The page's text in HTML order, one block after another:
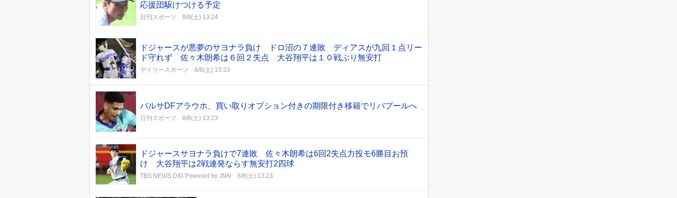
応援団駆けつける予定
日刊スポーツ 8/8(土) 13:24
ドジャースが悪夢のサヨナラ負け ドロ沼の７連敗 ディアスが九回１点リー
ド守れず 佐々木朗希は６回２失点 大谷翔平は１０戦ぶり無安打
デイリースポーツ 8/8(土) 13:23
バルサDFアラウホ、買い取りオプション付きの期限付き移籍でリバプールへ
日刊スポーツ 8/8(土) 13:23
ドジャースサヨナラ負けで7連敗 佐々木朗希は6回2失点力投モ6勝目お預
け 大谷翔平は2戦連発ならす無安打2四球
TBS NEWS DIG Powered by JNN 8/8(土) 13:23